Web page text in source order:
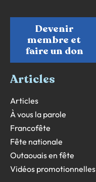
Devenir
membre et
faire un don
Articles
Articles
À vous la parole
Francofête
Fête nationale
Outaouais en fête
Vidéos promotionnelles